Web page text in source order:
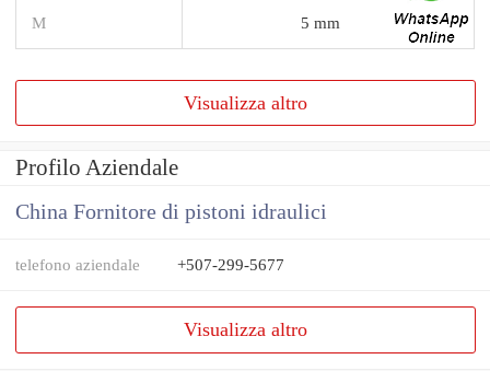
M 5 mm
Visualizza altro
Profilo Aziendale
China Fornitore di pistoni idraulici
telefono aziendale +507-299-5677
Visualizza altro